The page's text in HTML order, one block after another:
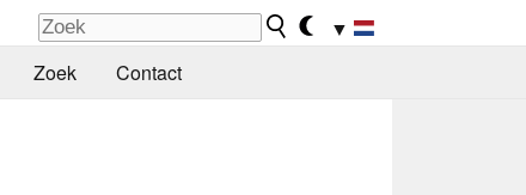
▼
Zoek Contact